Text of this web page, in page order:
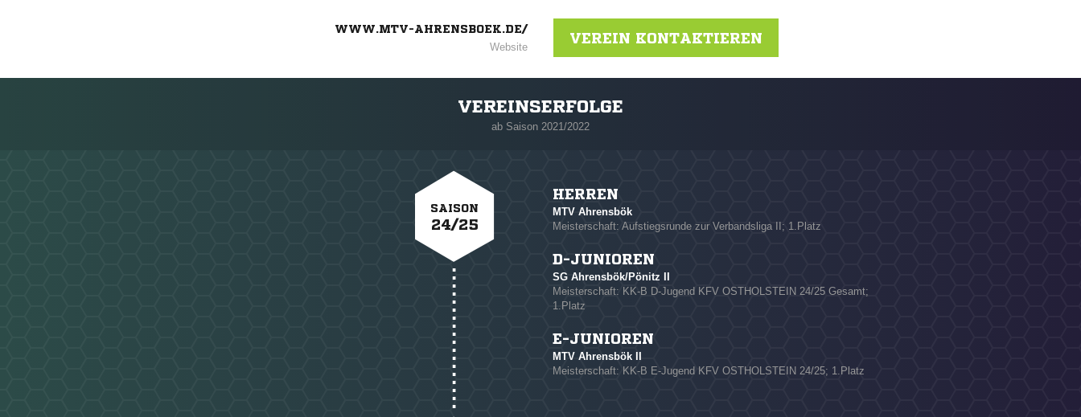
WWW.MTV-AHRENSBOEK.DE/
Website
VEREIN KONTAKTIEREN
NACHRICHT SENDEN
* Pflichtfelder
VEREINSERFOLGE
ab Saison 2021/2022
SAISON
24/25
HERREN
MTV Ahrensbök
Meisterschaft: Aufstiegsrunde zur Verbandsliga II; 1.Platz
D-JUNIOREN
SG Ahrensbök/Pönitz II
Meisterschaft: KK-B D-Jugend KFV OSTHOLSTEIN 24/25 Gesamt;
1.Platz
E-JUNIOREN
MTV Ahrensbök II
Meisterschaft: KK-B E-Jugend KFV OSTHOLSTEIN 24/25; 1.Platz